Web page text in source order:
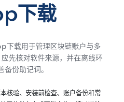
下载
载用于管理区块链账户与多
先核对软件来源，并在离线环
备份助记词。
核验、安装前检查、账户备份和常